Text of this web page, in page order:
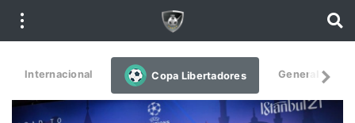
Internacional Copa Libertadores General